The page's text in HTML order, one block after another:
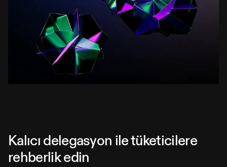
Kalıcı delegasyon ile tüketicilere
rehberlik edin